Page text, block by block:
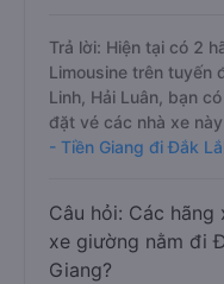
Trả lời: Hiện tại có 2
Limousine trên tuyến
Linh, Hải Luân, bạn
đặt vé các nhà xe
- Tiền Giang đi Đắk
Câu hỏi: Các
xe giường nằm đi
Giang?